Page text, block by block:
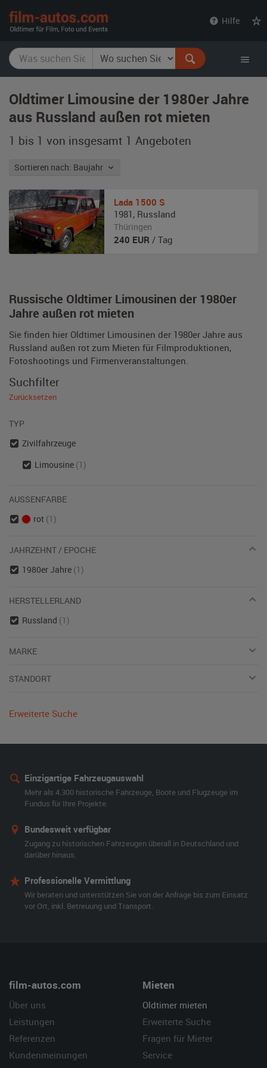
Hilfe
Oldtimer Limousine der 1980er Jahre
aus Russland außen rot mieten
1 bis 1 von insgesamt 1 Angeboten
Sortieren nach: Baujahr
Russische Oldtimer Limousinen der 1980er
Jahre außen rot mieten
Sie finden hier Oldtimer Limousinen der 1980er Jahre aus
Russland außen rot zum Mieten für Filmproduktionen,
Fotoshootings und Firmenveranstaltungen.
Lada 1500 S
1981 , Russland
Thüringen
240 EUR / Tag
Suchfilter
Zurücksetzen
TYP
Zivilfahrzeuge
Limousine (1)
AUSSENFARBE
rot (1)
JAHRZEHNT / EPOCHE
1980er Jahre (1)
HERSTELLERLAND
Russland (1)
MARKE
STANDORT
Erweiterte Suche
Einzigartige Fahrzeugauswahl
Mehr als 4.300 historische Fahrzeuge, Boote und Flugzeuge im
Fundus für Ihre Projekte.
Bundesweit verfügbar
Zugang zu historischen Fahrzeugen überall in Deutschland und
darüber hinaus.
Professionelle Vermittlung
Wir beraten und unterstützen Sie von der Anfrage bis zum Einsatz
vor Ort, inkl. Betreuung und Transport.
film-autos.com
Über uns
Leistungen
Referenzen
Kundenmeinungen
Mieten
Oldtimer mieten
Erweiterte Suche
Fragen für Mieter
Service